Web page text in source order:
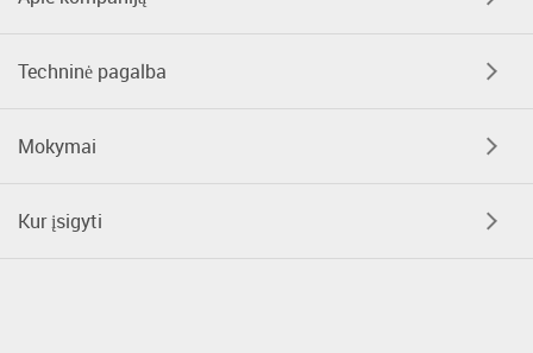
Techninė pagalba
Mokymai
Kur įsigyti